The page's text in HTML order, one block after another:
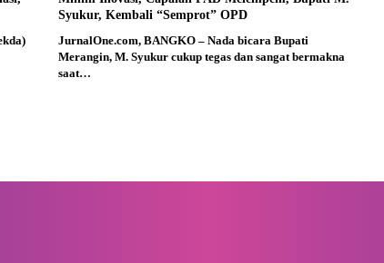
Syukur, Kembali “Semprot” OPD
JurnalOne.com, BANGKO – Nada bicara Bupati
Merangin, M. Syukur cukup tegas dan sangat bermakna
saat…